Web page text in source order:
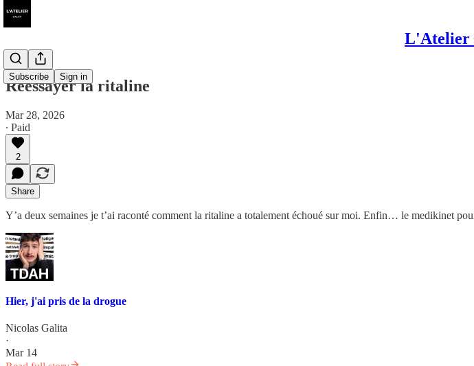
L'Atelier
Subscribe Sign in
Réessayer la ritaline
Mar 28, 2026
∙ Paid
2
Share
Y’a deux semaines je t’ai raconté comment la ritaline a totalement échoué sur moi. Enfin… le medikinet
Hier, j'ai pris de la drogue
Nicolas Galita
·
Mar 14